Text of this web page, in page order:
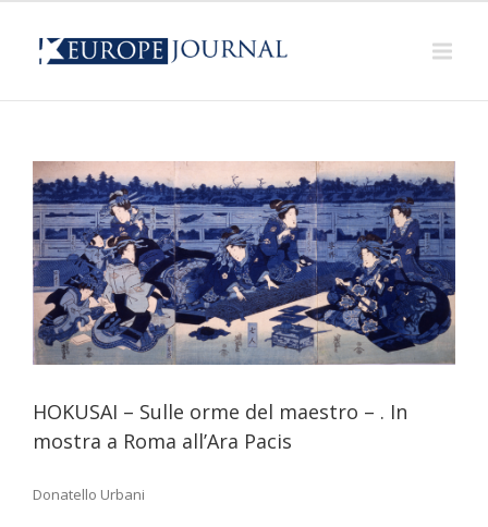
HOKUSAI – Sulle orme del maestro – . In
mostra a Roma all’Ara Pacis
Donatello Urbani